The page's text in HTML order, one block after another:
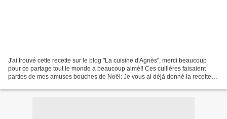
J'ai trouvé cette recette sur le blog "La cuisine d'Agnès", merci beaucoup
pour ce partage tout le monde a beaucoup aimé!! Ces cuillères faisaient
parties de mes amuses bouches de Noël: Je vous ai déjà donné la recette